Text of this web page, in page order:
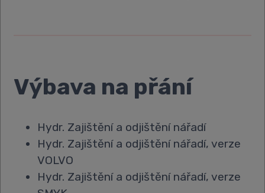
Výbava na přání
Hydr. Zajištění a odjištění nářadí
Hydr. Zajištění a odjištění nářadí, verze
VOLVO
Hydr. Zajištění a odjištění nářadí, verze